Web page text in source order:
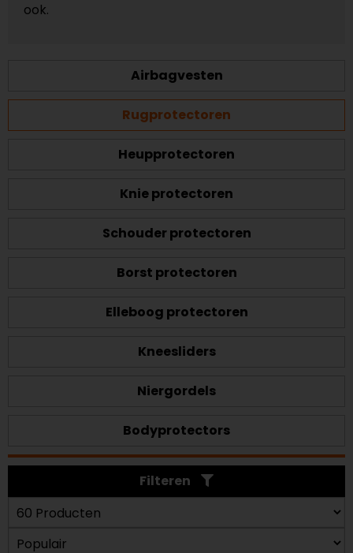
ook.
Airbagvesten
Rugprotectoren
Heupprotectoren
Knie protectoren
Schouder protectoren
Borst protectoren
Elleboog protectoren
Kneesliders
Niergordels
Bodyprotectors
Filteren